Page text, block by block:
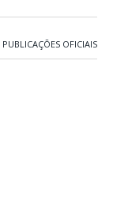
PUBLICAÇÕES OFICIAIS